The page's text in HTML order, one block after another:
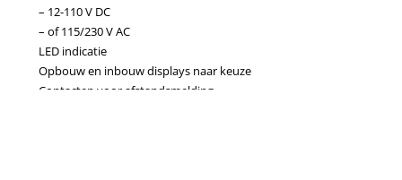
– 12-110 V DC
– of 115/230 V AC
LED indicatie
Opbouw en inbouw displays naar keuze
Contacten voor afstandsmelding